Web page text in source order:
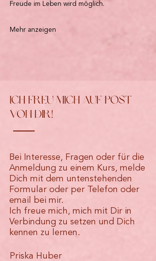
Freude im Leben wird möglich.
Mehr anzeigen
Ich freu mich auf Post
von dir!
Bei Interesse, Fragen oder für die
Anmeldung zu einem Kurs, melde
Dich mit dem untenstehenden
Formular oder per Telefon oder
email bei mir.
Ich freue mich, mich mit Dir in
Verbindung zu setzen und Dich
kennen zu lernen.
Priska Huber